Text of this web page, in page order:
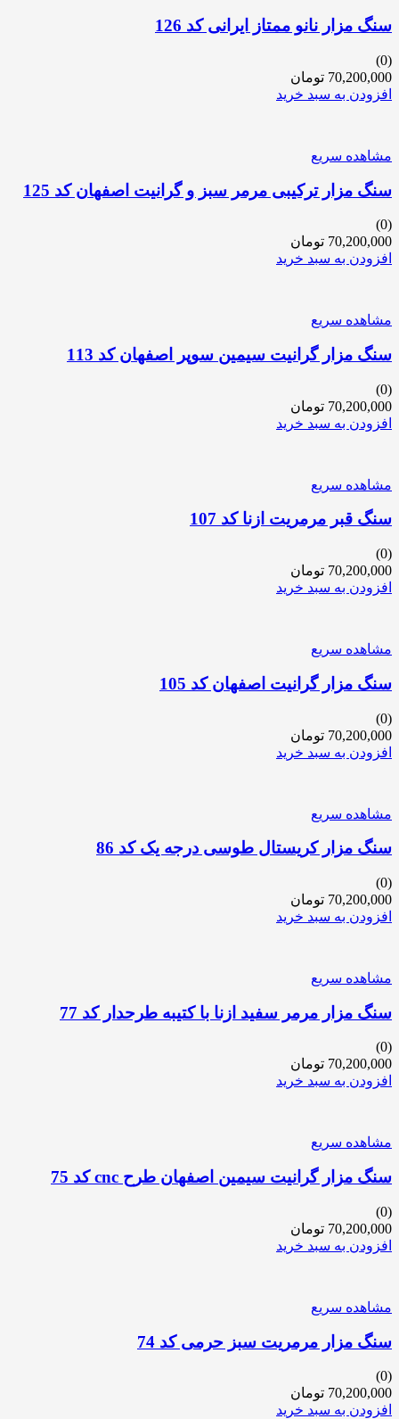
سنگ مزار نانو ممتاز ایرانی کد 126
(0)
70,200,000 تومان
افزودن به سبد خرید
مشاهده سریع
سنگ مزار ترکیبی مرمر سبز و گرانیت اصفهان کد 125
(0)
70,200,000 تومان
افزودن به سبد خرید
مشاهده سریع
سنگ مزار گرانیت سیمین سوپر اصفهان کد 113
(0)
70,200,000 تومان
افزودن به سبد خرید
مشاهده سریع
سنگ قبر مرمریت ازنا کد 107
(0)
70,200,000 تومان
افزودن به سبد خرید
مشاهده سریع
سنگ مزار گرانیت اصفهان کد 105
(0)
70,200,000 تومان
افزودن به سبد خرید
مشاهده سریع
سنگ مزار کریستال طوسی درجه یک کد 86
(0)
70,200,000 تومان
افزودن به سبد خرید
مشاهده سریع
سنگ مزار مرمر سفید ازنا با کتیبه طرحدار کد 77
(0)
70,200,000 تومان
افزودن به سبد خرید
مشاهده سریع
سنگ مزار گرانیت سیمین اصفهان طرح cnc کد 75
(0)
70,200,000 تومان
افزودن به سبد خرید
مشاهده سریع
سنگ مزار مرمریت سبز حرمی کد 74
(0)
70,200,000 تومان
افزودن به سبد خرید